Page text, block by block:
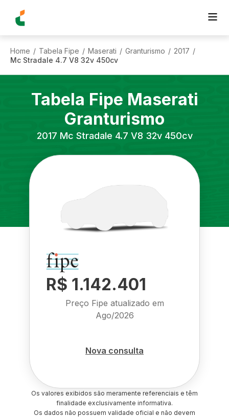
Home / Tabela Fipe / Maserati / Granturismo / 2017 /
Mc Stradale 4.7 V8 32v 450cv
Tabela Fipe Maserati
Granturismo
2017 Mc Stradale 4.7 V8 32v 450cv
R$ 1.142.401
Preço Fipe atualizado em
Ago/2026
Nova consulta
Os valores exibidos são meramente referenciais e têm
finalidade exclusivamente informativa.
Os dados não possuem validade oficial e não devem